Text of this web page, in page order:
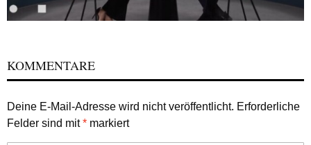
KOMMENTARE
Deine E-Mail-Adresse wird nicht veröffentlicht. Erforderliche
Felder sind mit* markiert